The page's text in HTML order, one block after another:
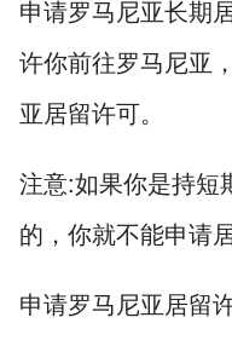
申请罗马尼亚长期
许你前往罗马尼亚
亚居留许可。
注意:如果你是持短
的，你就不能申请
申请罗马尼亚居留